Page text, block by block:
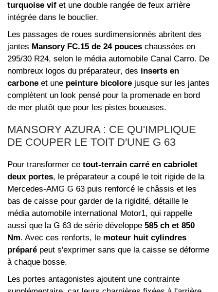
turquoise vif et une double rangée de feux arrière
intégrée dans le bouclier.
Les passages de roues surdimensionnés abritent des
jantes Mansory FC.15 de 24 pouces chaussées en
295/30 R24, selon le média automobile Canal Carro. De
nombreux logos du préparateur, des inserts en
carbone et une peinture bicolore jusque sur les jantes
complètent un look pensé pour la promenade en bord
de mer plutôt que pour les pistes boueuses.
MANSORY AZURA : CE QU'IMPLIQUE
DE COUPER LE TOIT D'UNE G 63
Pour transformer ce tout-terrain carré en cabriolet
deux portes, le préparateur a coupé le toit rigide de la
Mercedes-AMG G 63 puis renforcé le châssis et les
bas de caisse pour garder de la rigidité, détaille le
média automobile international Motor1, qui rappelle
aussi que la G 63 de série développe 585 ch et 850
Nm. Avec ces renforts, le moteur huit cylindres
préparé peut s'exprimer sans que la caisse se déforme
à chaque bosse.
Les portes antagonistes ajoutent une contrainte